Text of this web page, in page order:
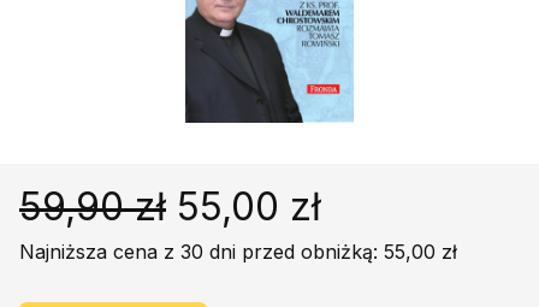
Podręczniki szkolne
59,90 zł 55,00 zł
Najniższa cena z 30 dni przed obniżką: 55,00 zł